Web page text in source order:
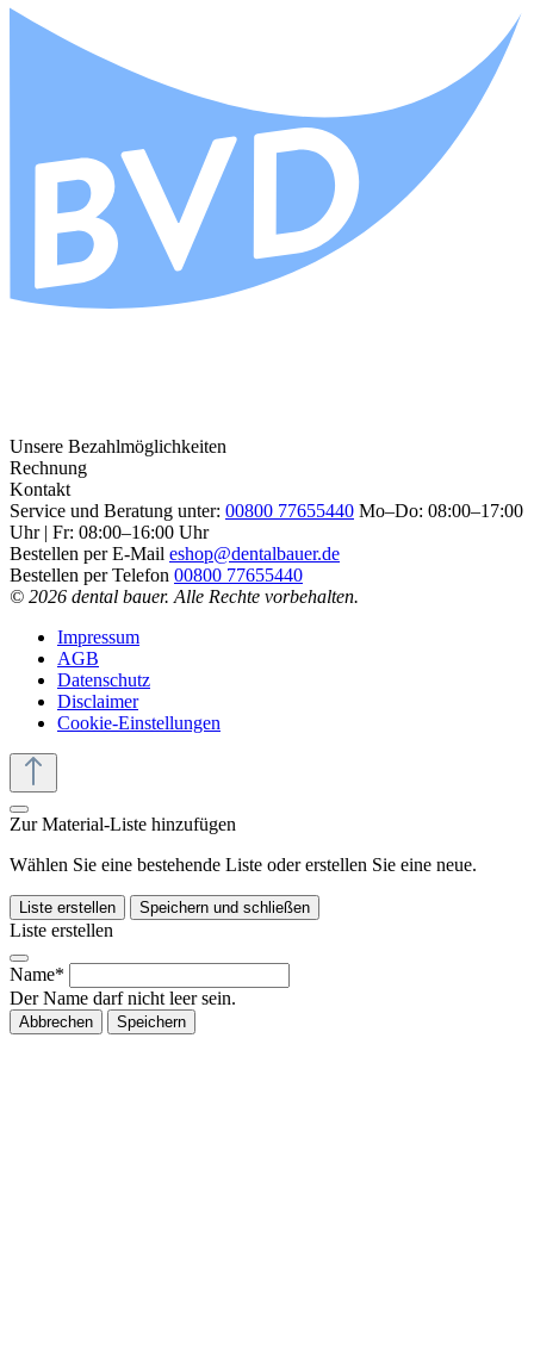
Unsere Bezahlmöglichkeiten
Rechnung
Kontakt
Service und Beratung unter: 00800 77655440 Mo–Do: 08:00–17:00
Uhr | Fr: 08:00–16:00 Uhr
Bestellen per E-Mail eshop@dentalbauer.de
Bestellen per Telefon 00800 77655440
© 2026 dental bauer. Alle Rechte vorbehalten.
Impressum
AGB
Datenschutz
Disclaimer
Cookie-Einstellungen
Zur Material-Liste hinzufügen
Wählen Sie eine bestehende Liste oder erstellen Sie eine neue.
Liste erstellen Speichern und schließen
Liste erstellen
Name*
Der Name darf nicht leer sein.
Abbrechen Speichern